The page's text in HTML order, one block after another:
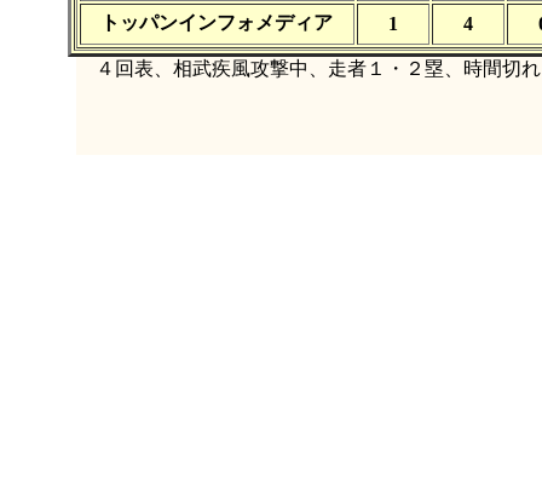
トッパンインフォメディア 1 4
４回表、相武疾風攻撃中、走者１・２塁、時間切